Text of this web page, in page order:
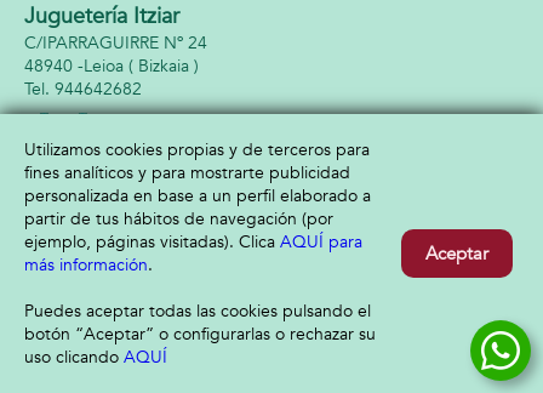
Juguetería Itziar
C/IPARRAGUIRRE Nº 24
48940 -Leioa ( Bizkaia )
944642682
Información
Aviso legal
Política de privacidad
Política de cookies
Atención al cliente
Envío y devolución
Utilizamos cookies propias y de terceros para
fines analíticos y para mostrarte publicidad
personalizada en base a un perfil elaborado a
partir de tus hábitos de navegación (por
ejemplo, páginas visitadas). Clica AQUÍ para
más información.
Puedes aceptar todas las cookies pulsando el
botón “Aceptar” o configurarlas o rechazar su
uso clicando AQUÍ
Aceptar